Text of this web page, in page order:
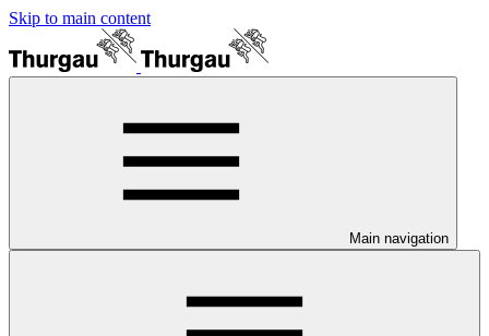
Skip to main content
Main navigation